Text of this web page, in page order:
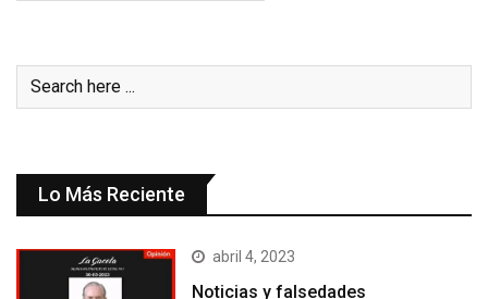
Lo Más Reciente
abril 4, 2023
Noticias y falsedades